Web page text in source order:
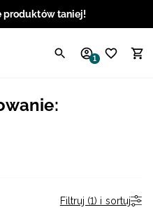
produktów taniej!
1
Filtruj (1) i sortuj
/ USD